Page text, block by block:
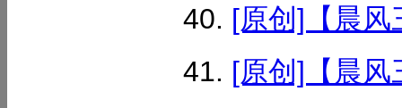
[原创]【晨风
[原创]【晨风